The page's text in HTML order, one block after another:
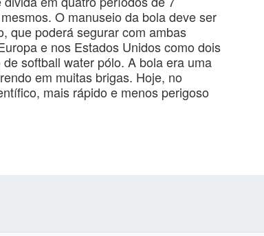
O manuseio da bola deve ser
que poderá segurar com ambas
e nos Estados Unidos como dois
softball water pólo. A bola era uma
em muitas brigas. Hoje, no
mais rápido e menos perigoso